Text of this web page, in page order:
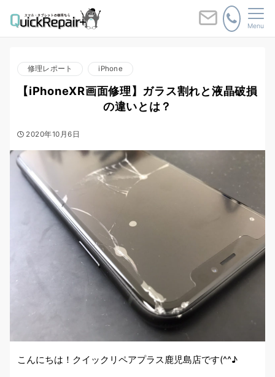
Menu
修理レポート iPhone
【iPhoneXR画面修理】ガラス割れと液晶破損
の違いとは？
2020年10月6日
こんにちは！クイックリペアプラス鹿児島店です(^^♪